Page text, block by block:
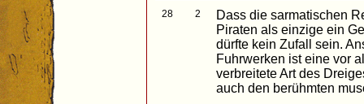
28 2
Dass die sarmatischen
Piraten als einzige ein
dürfte kein Zufall sein.
Fuhrwerken ist eine vor
verbreitete Art des
auch den berühmten